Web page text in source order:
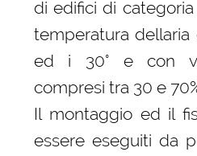
di edifici di
temperatura dellaria
ed i 30° e con
compresi tra 30 e
Il montaggio ed il
essere eseguiti da